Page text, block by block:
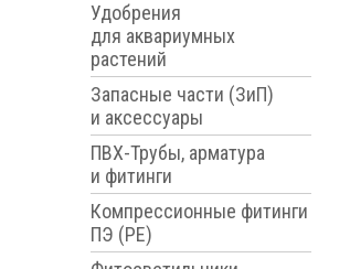
Удобрения
для аквариумных
растений
Запасные части (ЗиП)
и аксессуары
ПВХ-Трубы, арматура
и фитинги
Компрессионные фитинги
ПЭ (PE)